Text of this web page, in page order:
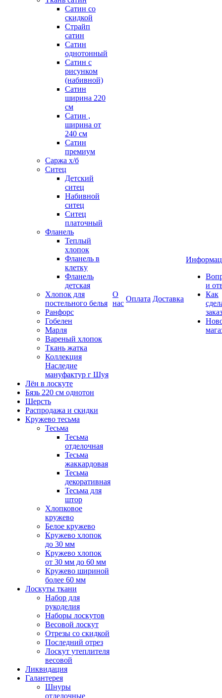
Сатин со
скидкой
Страйп
сатин
Сатин
однотонный
Сатин с
рисунком
(набивной)
Сатин
ширина 220
см
Сатин ,
ширина от
240 см
Сатин
премиум
Саржа х/б
Ситец
Детский
ситец
Набивной
ситец
Ситец
платочный
Фланель
Теплый
хлопок
Фланель в
клетку
Фланель
детская
Хлопок для
постельного белья
Ранфорс
Гобелен
Марля
Вареный хлопок
Ткань жатка
Коллекция
Наследие
мануфактур г Шуя
Лён в лоскуте
Бязь 220 см однотон
Шерсть
Распродажа и скидки
Кружево тесьма
Тесьма
Тесьма
отделочная
Тесьма
жаккардовая
Тесьма
декоративная
Тесьма для
штор
Хлопковое
кружево
Белое кружево
Кружево хлопок
до 30 мм
Кружево хлопок
от 30 мм до 60 мм
Кружево шириной
более 60 мм
Лоскуты ткани
Набор для
рукоделия
Наборы лоскутов
Весовой лоскут
Отрезы со скидкой
Последний отрез
Лоскут утеплителя
весовой
Ликвидация
Галантерея
Шнуры
отделочные
О
нас
Оплата Доставка
и
Как
заказ